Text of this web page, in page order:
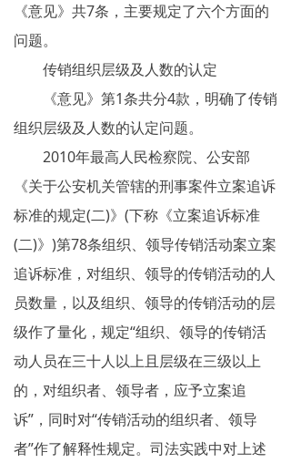
传销案例
违规直销
涉传公司
专家论点
揭秘传销
直销与传销详解
反传销论坛
反传销问答
《意见》共7条，主要规定了六个方面的
问题。
传销组织层级及人数的认定
《意见》第1条共分4款，明确了传销
组织层级及人数的认定问题。
2010年最高人民检察院、公安部
《关于公安机关管辖的刑事案件立案追诉
标准的规定(二)》(下称《立案追诉标准
(二)》)第78条组织、领导传销活动案立案
追诉标准，对组织、领导的传销活动的人
员数量，以及组织、领导的传销活动的层
级作了量化，规定“组织、领导的传销活
动人员在三十人以上且层级在三级以上
的，对组织者、领导者，应予立案追
诉”，同时对“传销活动的组织者、领导
者”作了解释性规定。司法实践中对上述